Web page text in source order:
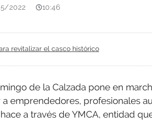
2022 10:46
revitalizar el casco histórico
de la Calzada pone en
emprendedores, profesionales
a través de YMCA, entidad